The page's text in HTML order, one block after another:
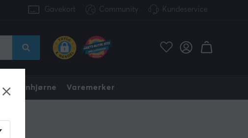
Gavekort Community Kundeservice
Funnhjørne Varemerker